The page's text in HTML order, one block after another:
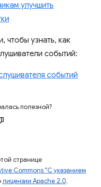
улучшить
чтобы узнать, как
событий:
событий
полезной?
странице
Commons "С указанием
лицензии Apache 2.0.